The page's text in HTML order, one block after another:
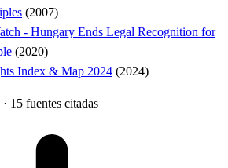
(2007)
- Hungary Ends Legal Recognition for
(2020)
Index & Map 2024 (2024)
· 15 fuentes citadas